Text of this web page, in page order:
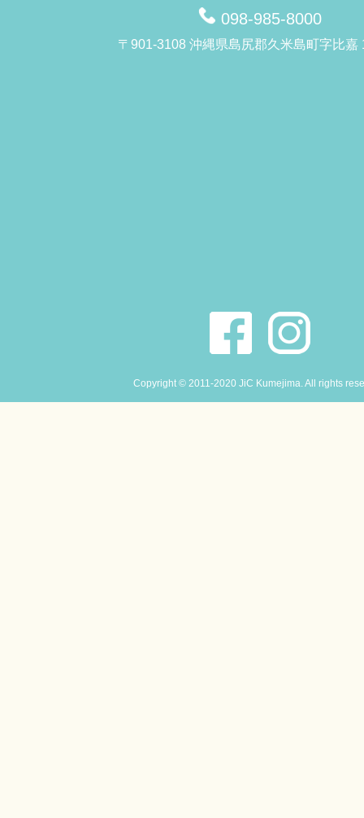
098-985-8000
〒901-3108 沖縄県島尻郡久米島町字比嘉
Copyright © 2011-2020 JiC Kumejima. All rights